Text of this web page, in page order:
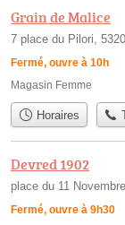
Grain de Malice
7 place du Pilori,
Fermé, ouvre à 10h
Magasin Femme
Horaires
Devred 1902
place du 11
Fermé, ouvre à 9h30